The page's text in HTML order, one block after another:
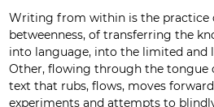
Writing from within is the practice
betweenness, of transferring the
into language, into the limited
Other, flowing through the tongue
text that rubs, flows, moves
experiments and attempts to